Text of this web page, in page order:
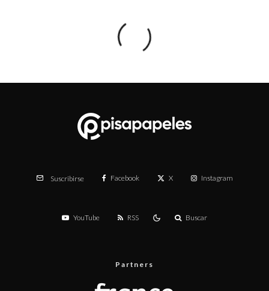
Suscribirse Facebook X Instagram
YouTube RSS Buscar
Partners